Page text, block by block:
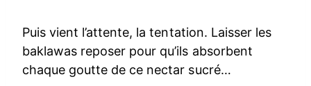
Puis vient l’attente, la tentation. Laisser les
baklawas reposer pour qu’ils absorbent
chaque goutte de ce nectar sucré…